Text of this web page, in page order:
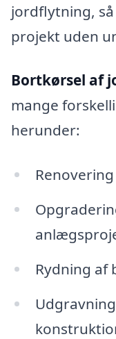
jordflytning,
projekt uden
Bortkørsel af
mange
herunder:
Rydning af